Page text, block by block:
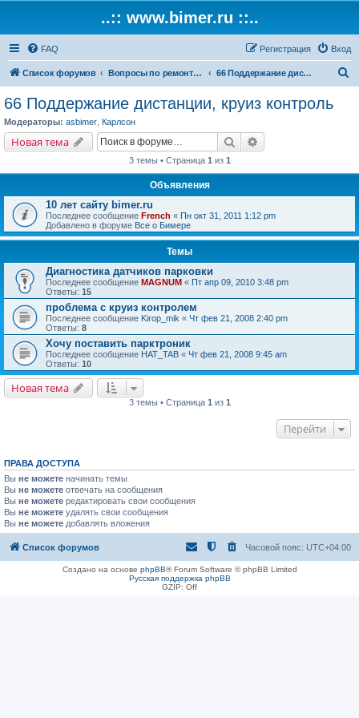
..:: www.bimer.ru ::..
FAQ Вход
Регистрация
Список форумов Вопросы по ремонту и обслуживанию BMW 66 Поддержание дистанции, круиз контроль
66 Поддержание дистанции, круиз контроль
Модераторы: asbimer Карлсон
Новая тема Поиск
3 темы • Страница 1 из 1
Объявления
10 лет сайту bimer.ru
Последнее сообщение French « Пн окт 31, 2011 1:12 pm
Добавлено в форуме Все о Бимере
Темы
Диагностика датчиков парковки
Последнее сообщение MAGNUM « Пт апр 09, 2010 3:48 pm
Ответы: 15
проблема с круиз контролем
Последнее сообщение Kirop_mik « Чт фев 21, 2008 2:40 pm
Ответы: 8
Хочу поставить парктроник
Последнее сообщение НAT_TAB « Чт фев 21, 2008 9:45 am
Ответы: 10
Новая тема
3 темы • Страница 1 из 1
Перейти
ПРАВА ДОСТУПА
Вы не можете начинать темы
Вы не можете отвечать на сообщения
Вы не можете редактировать свои сообщения
Вы не можете удалять свои сообщения
Вы не можете добавлять вложения
Список форумов Часовой пояс: UTC+04:00
Создано на основе phpBB® Forum Software © phpBB Limited
Русская поддержка phpBB
GZIP: Off